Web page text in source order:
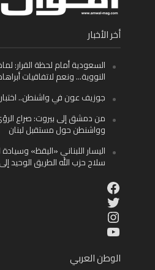
أخر الأخبار
السعودية أمام لحظة القرار:
النووية… ونعم لاتفاقيات
جوزيف عون في واشنطن.. اختبار
من دمشق إلى بيروت: صراع
وواشنطن حول مستقبل لبنان
اليسار اللبناني «اليقظ»
سلاح حزب الله الطريق الوحيد
Facebook
Twitter
Instagram
YouTube
الوطن العربي